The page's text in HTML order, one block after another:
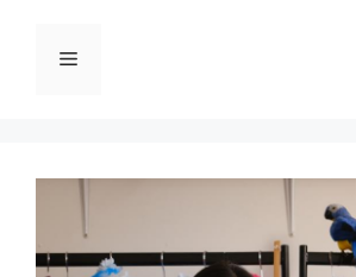
القائمة